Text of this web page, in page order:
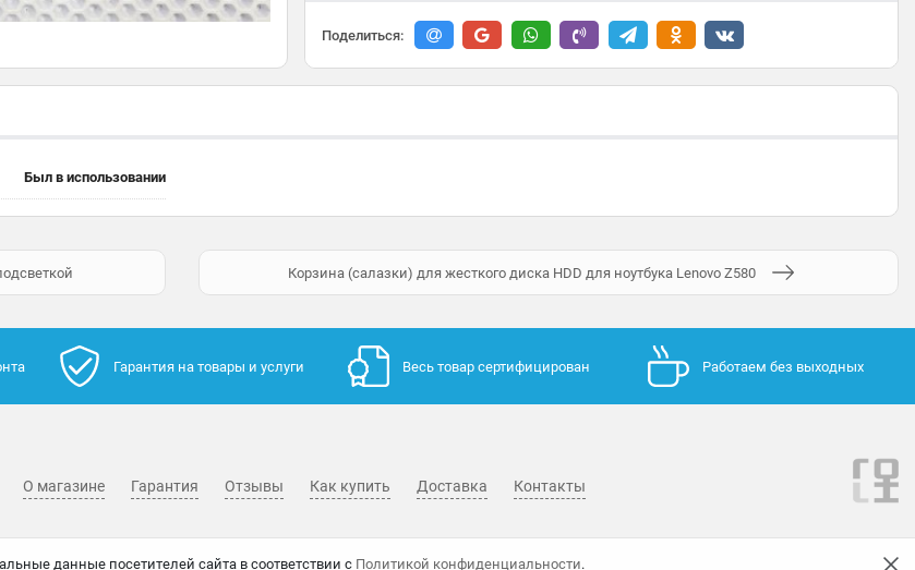
Поделиться:
Был в использовании
Корзина (салазки) для жесткого диска HDD для ноутбука Lenovo Z580
данные посетителей сайта в соответствии с Политикой конфиденциальности.
Гарантия на товары и услуги Весь товар сертифицирован Работаем без выходных
О магазине Гарантия Отзывы Как купить Доставка Контакты